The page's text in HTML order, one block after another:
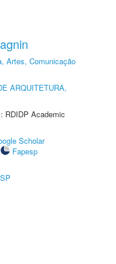
Artes, Comunicação
ARQUITETURA,
RDIDP Academic
Scholar
Fapesp